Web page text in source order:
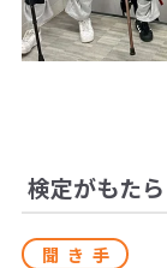
検定がもた
聞き手